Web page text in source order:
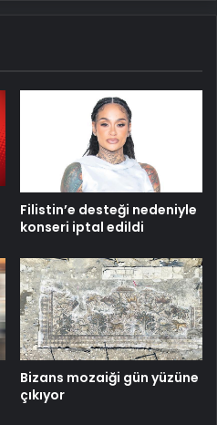
Filistin’e desteği nedeniyle
konseri iptal edildi
Bizans mozaiği gün yüzüne
çıkıyor